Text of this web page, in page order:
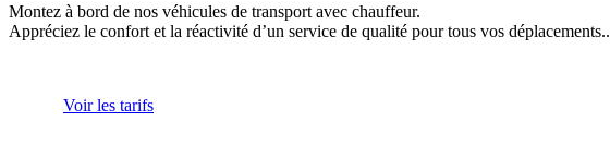
Montez à bord de nos véhicules de transport avec chauffeur.
Appréciez le confort et la réactivité d’un service de qualité pour tous vos déplacements..
Voir les tarifs